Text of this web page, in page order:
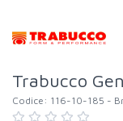
Trabucco
Codice: 116-10-185 -